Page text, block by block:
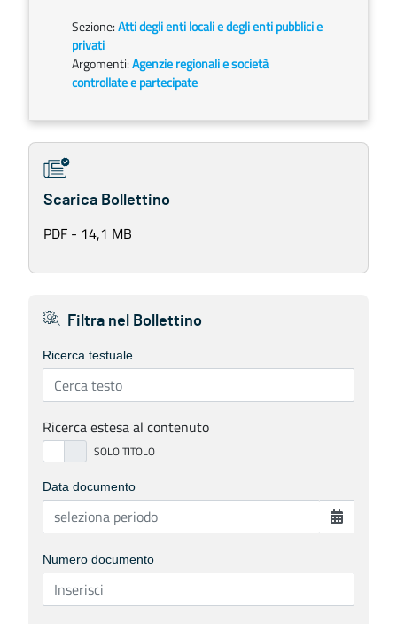
Sezione:Atti degli enti locali e degli enti pubblici e
privati
Argomenti:Agenzie regionali e società
controllate e partecipate
Scarica Bollettino
PDF - 14,1 MB
Filtra nel Bollettino
Ricerca testuale
Ricerca estesa al contenuto
Data documento
Numero documento